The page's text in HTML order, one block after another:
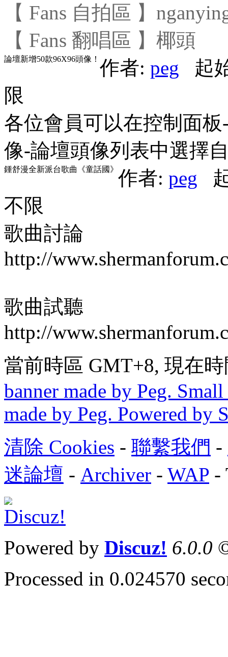
【 Fans 自拍區 】
【 Fans 翻唱區 】椰頭
論壇新增50款96X96頭像！ 作者: peg 起
限
各位會員可以在控制面
像-論壇頭像列表中選擇
鍾舒漫全新派台歌曲《童話國》 作者: peg
不限
歌曲討論
http://
歌曲試聽
http://
當前時區 GMT+8, 現在
banner made by Peg.
made by Peg. Powered by
清除 Cookies - 聯繫我們 -
迷論壇 - Archiver - WAP -
Powered by Discuz! 6.0.0
Processed in 0.024570